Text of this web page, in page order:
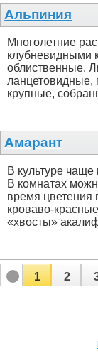
Альпиния
Многолетние
клубневидными
облиственные.
ланцетовидные,
крупные,
Амарант
В культуре чаще
В комнатах
время цветения
кроваво-
«хвосты»
1 2